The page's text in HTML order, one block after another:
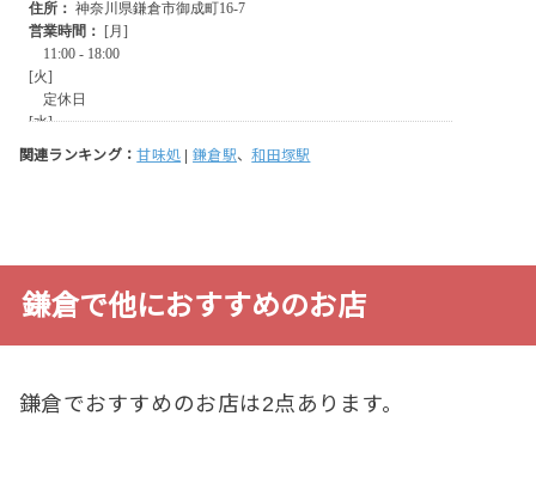
関連ランキング：甘味処 |鎌倉駅、和田塚駅
鎌倉で他におすすめのお店
鎌倉でおすすめのお店は2点あります。